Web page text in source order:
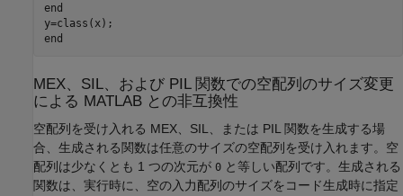
end
end
MEX、SIL、および PIL 関数での空配列のサイズ変更
による MATLAB との非互換性
空配列を受け入れる MEX、SIL、または PIL 関数を生成する場
合、生成される関数は任意のサイズの空配列を受け入れます。空
配列は少なくとも 1 つの次元が 0 と等しい配列です。生成される
関数は、実行時に、空の入力配列のサイズをコード生成時に指定